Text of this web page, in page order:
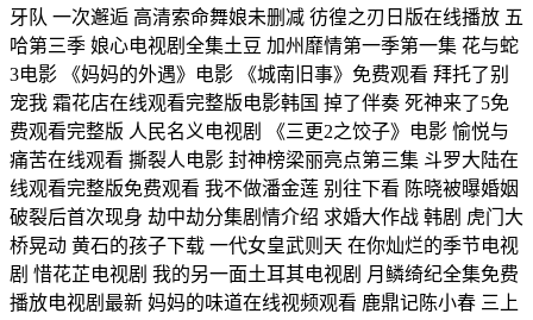
牙队 一次邂逅 高清索命舞娘未删减 彷徨之刃日版在线播放 五
哈第三季 娘心电视剧全集土豆 加州靡情第一季第一集 花与蛇
3电影 《妈妈的外遇》电影 《城南旧事》免费观看 拜托了别
宠我 霜花店在线观看完整版电影韩国 掉了伴奏 死神来了5免
费观看完整版 人民名义电视剧 《三更2之饺子》电影 愉悦与
痛苦在线观看 撕裂人电影 封神榜梁丽亮点第三集 斗罗大陆在
线观看完整版免费观看 我不做潘金莲 别往下看 陈晓被曝婚姻
破裂后首次现身 劫中劫分集剧情介绍 求婚大作战 韩剧 虎门大
桥晃动 黄石的孩子下载 一代女皇武则天 在你灿烂的季节电视
剧 惜花芷电视剧 我的另一面土耳其电视剧 月鳞绮纪全集免费
播放电视剧最新 妈妈的味道在线视频观看 鹿鼎记陈小春 三上